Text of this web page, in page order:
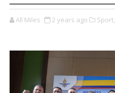
All Miles 2 years ago Sport,